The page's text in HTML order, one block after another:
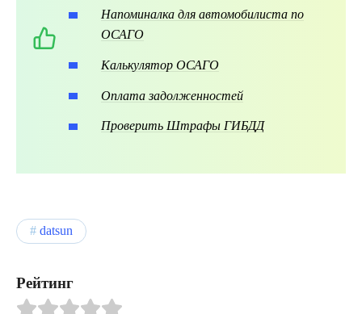
Напоминалка для автомобилиста по
ОСАГО
Калькулятор ОСАГО
Оплата задолженностей
Проверить Штрафы ГИБДД
datsun
Рейтинг